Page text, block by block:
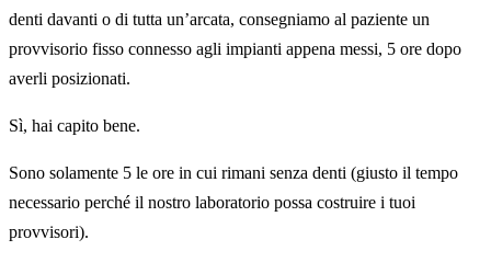
denti davanti o di tutta un’arcata, consegniamo al paziente un
provvisorio fisso connesso agli impianti appena messi, 5 ore dopo
averli posizionati.
Sì, hai capito bene.
Sono solamente 5 le ore in cui rimani senza denti (giusto il tempo
necessario perché il nostro laboratorio possa costruire i tuoi
provvisori).